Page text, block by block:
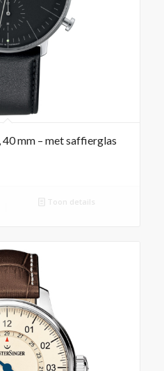
mm – met saffierglas
Toon details